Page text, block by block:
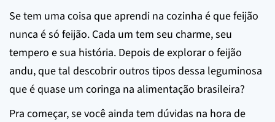
Se tem uma coisa que aprendi na cozinha é que feijão
nunca é só feijão. Cada um tem seu charme, seu
tempero e sua história. Depois de explorar o feijão
andu, que tal descobrir outros tipos dessa leguminosa
que é quase um coringa na alimentação brasileira?
Pra começar, se você ainda tem dúvidas na hora de